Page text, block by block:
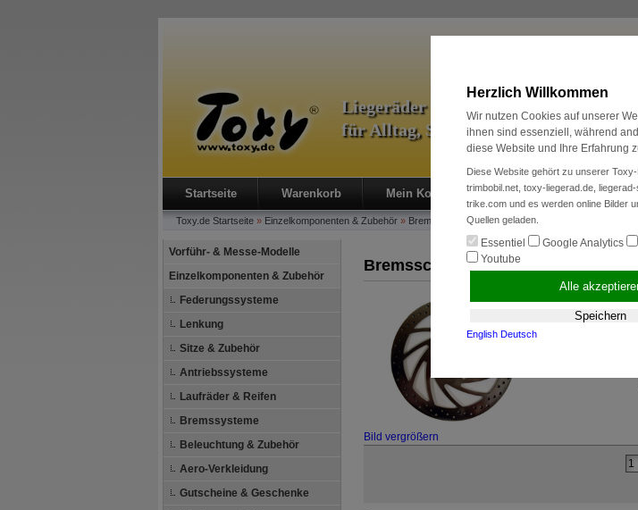
Liegeräder & Zubehör
für Alltag, Sport und Radreise
Startseite Warenkorb Mein Konto Neukunde? Kasse
Toxy.de Startseite » Einzelkomponenten & Zubehör » Bremssysteme» Bremsscheibe Rohloff 180mm
Vorführ- & Messe-Modelle
Einzelkomponenten & Zubehör
Federungssysteme
Lenkung
Sitze & Zubehör
Antriebssysteme
Laufräder & Reifen
Bremssysteme
Beleuchtung & Zubehör
Aero-Verkleidung
Gutscheine & Geschenke
Bremsscheibe Rohloff 180mm
Bild vergrößern
Herzlich Willkommen
Wir nutzen Cookies auf unserer
ihnen sind essenziell, während
diese Website und Ihre Erfahrung
Diese Website gehört zu unserer Toxy-
trimbobil.net, toxy-liegerad.de,
trike.com und es werden online Bilder
Quellen geladen.
Essentiel Google Analytics
Youtube
Alle
Speichern
English Deutsch